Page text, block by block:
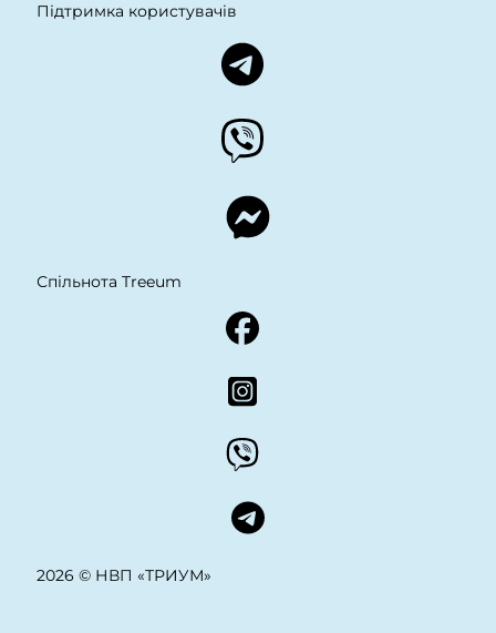
Підтримка користувачів
Спільнота Treeum
2026 © НВП «ТРИУМ»